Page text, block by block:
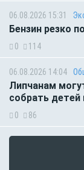
06.08.2026 15:31
Бензин резко
0 114
06.08.2026 14:04
Липчанам
собрать детей
0 86